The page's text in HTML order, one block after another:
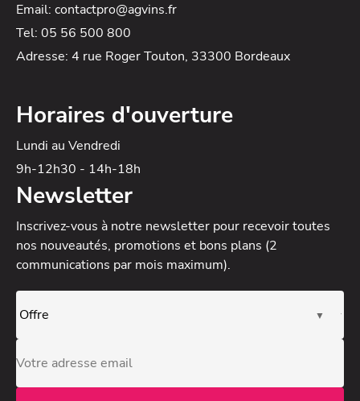
Email: contactpro@agvins.fr
Tel: 05 56 500 800
Adresse: 4 rue Roger Touton, 33300 Bordeaux
Horaires d'ouverture
Lundi au Vendredi
9h-12h30 - 14h-18h
Newsletter
Inscrivez-vous à notre newsletter pour recevoir toutes
nos nouveautés, promotions et bons plans (2
communications par mois maximum).